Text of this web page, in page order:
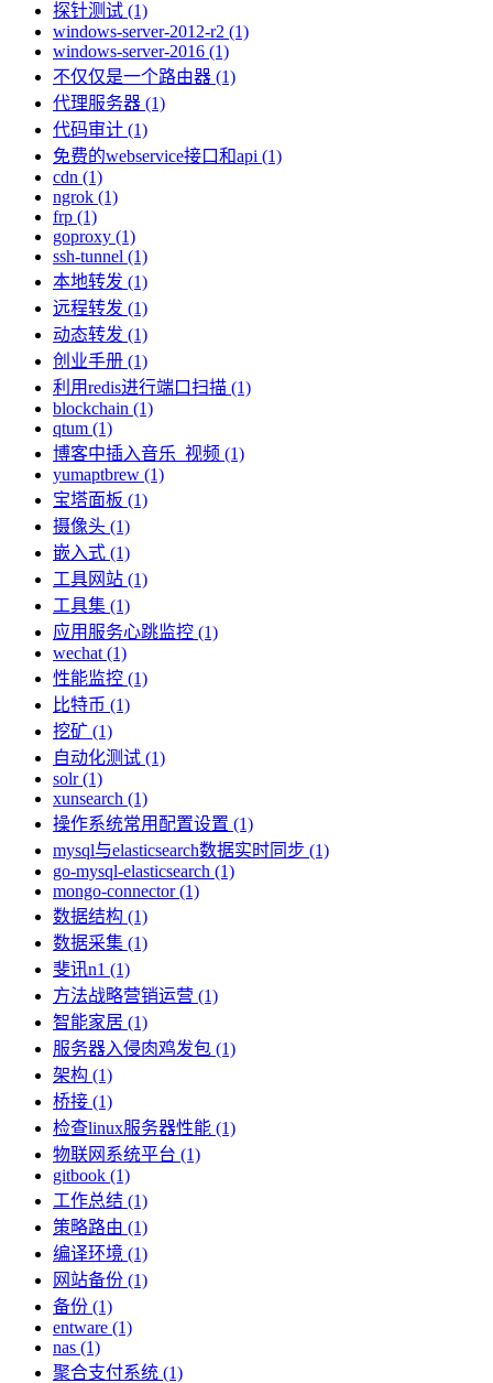
探针测试 (1)
windows-server-2012-r2 (1)
windows-server-2016 (1)
不仅仅是一个路由器 (1)
代理服务器 (1)
代码审计 (1)
免费的webservice接口和api (1)
cdn (1)
ngrok (1)
frp (1)
goproxy (1)
ssh-tunnel (1)
本地转发 (1)
远程转发 (1)
动态转发 (1)
创业手册 (1)
利用redis进行端口扫描 (1)
blockchain (1)
qtum (1)
博客中插入音乐_视频 (1)
yumaptbrew (1)
宝塔面板 (1)
摄像头 (1)
嵌入式 (1)
工具网站 (1)
工具集 (1)
应用服务心跳监控 (1)
wechat (1)
性能监控 (1)
比特币 (1)
挖矿 (1)
自动化测试 (1)
solr (1)
xunsearch (1)
操作系统常用配置设置 (1)
mysql与elasticsearch数据实时同步 (1)
go-mysql-elasticsearch (1)
mongo-connector (1)
数据结构 (1)
数据采集 (1)
斐讯n1 (1)
方法战略营销运营 (1)
智能家居 (1)
服务器入侵肉鸡发包 (1)
架构 (1)
桥接 (1)
检查linux服务器性能 (1)
物联网系统平台 (1)
gitbook (1)
工作总结 (1)
策略路由 (1)
编译环境 (1)
网站备份 (1)
备份 (1)
entware (1)
nas (1)
聚合支付系统 (1)